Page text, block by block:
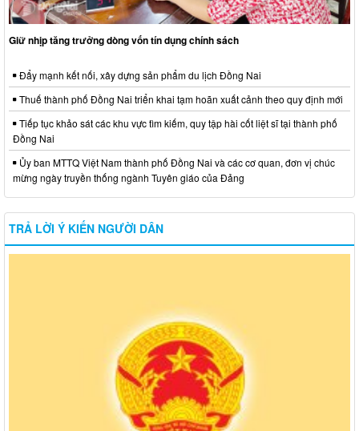
Giữ nhịp tăng trưởng dòng vốn tín dụng chính sách
Đẩy mạnh kết nối, xây dựng sản phẩm du lịch Đồng Nai
Thuế thành phố Đồng Nai triển khai tạm hoãn xuất cảnh theo quy định mới
Tiếp tục khảo sát các khu vực tìm kiếm, quy tập hài cốt liệt sĩ tại thành phố
Đồng Nai
Ủy ban MTTQ Việt Nam thành phố Đồng Nai và các cơ quan, đơn vị chúc
mừng ngày truyền thống ngành Tuyên giáo của Đảng
TRẢ LỜI Ý KIẾN NGƯỜI DÂN